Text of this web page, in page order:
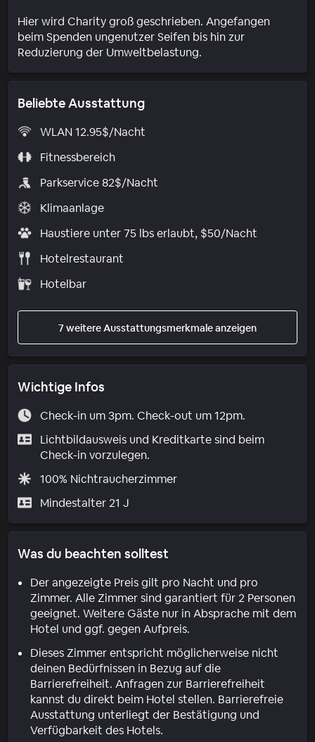
Hier wird Charity groß geschrieben. Angefangen
beim Spenden ungenutzer Seifen bis hin zur
Reduzierung der Umweltbelastung.
Beliebte Ausstattung
WLAN 12.95$/Nacht
Fitnessbereich
Parkservice 82$/Nacht
Klimaanlage
Haustiere unter 75 lbs erlaubt, $50/Nacht
Hotelrestaurant
Hotelbar
7 weitere Ausstattungsmerkmale anzeigen
Wichtige Infos
Check-in um 3pm. Check-out um 12pm.
Lichtbildausweis und Kreditkarte sind beim
Check-in vorzulegen.
100% Nichtraucherzimmer
Mindestalter 21 J
Was du beachten solltest
Der angezeigte Preis gilt pro Nacht und pro
Zimmer. Alle Zimmer sind garantiert für 2 Personen
geeignet. Weitere Gäste nur in Absprache mit dem
Hotel und ggf. gegen Aufpreis.
Dieses Zimmer entspricht möglicherweise nicht
deinen Bedürfnissen in Bezug auf die
Barrierefreiheit. Anfragen zur Barrierefreiheit
kannst du direkt beim Hotel stellen. Barrierefreie
Ausstattung unterliegt der Bestätigung und
Verfügbarkeit des Hotels.